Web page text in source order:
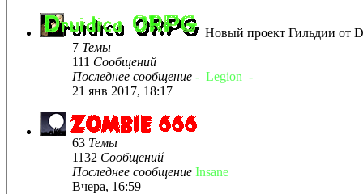
Новый проект Гильдии от
7 Темы
111 Сообщений
Последнее сообщение -_Legion_-
21 янв 2017, 18:17
63 Темы
1132 Сообщений
Последнее сообщение Insane
Вчера, 16:59